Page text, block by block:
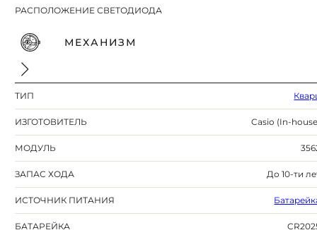
РАСПОЛОЖЕНИЕ СВЕТОДИОДА
МЕХАНИЗМ
ТИП
ИЗГОТОВИТЕЛЬ Casio (In-
МОДУЛЬ
ЗАПАС ХОДА До 10-ти
ИСТОЧНИК ПИТАНИЯ
БАТАРЕЙКА